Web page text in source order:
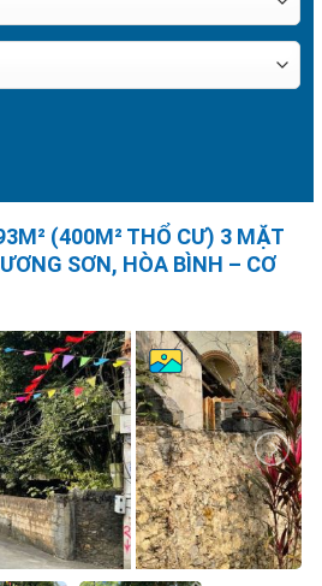
(400M² THỔ CƯ) 3 MẶT
SƠN, HÒA BÌNH – CƠ